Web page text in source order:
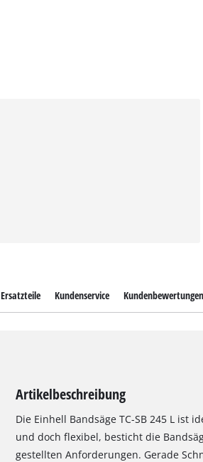
Ersatzteile Kundenservice Kundenbewertungen
Artikelbeschreibung
Die Einhell Bandsäge TC-SB 245 L ist
und doch flexibel, besticht die
gestellten Anforderungen. Gerade